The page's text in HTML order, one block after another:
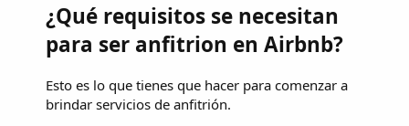
¿Qué requisitos se necesitan
para ser anfitrion en Airbnb?
Esto es lo que tienes que hacer para comenzar a
brindar servicios de anfitrión.